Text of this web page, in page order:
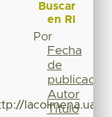
Buscar
en RI
Por
Fecha
de
publicación
Autor
Título